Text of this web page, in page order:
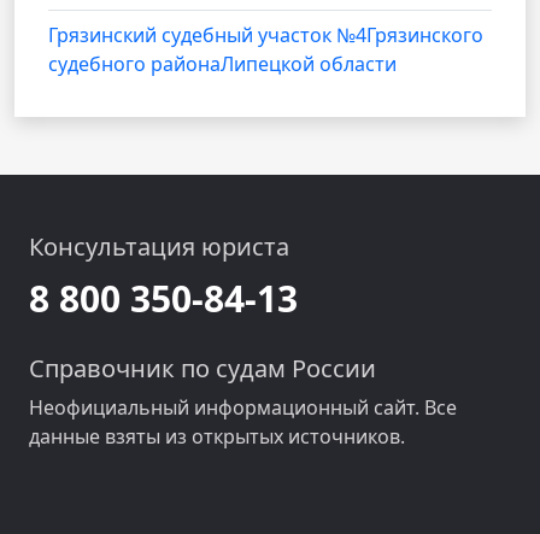
Грязинский судебный участок №4Грязинского
судебного районаЛипецкой области
Консультация юриста
8 800 350-84-13
Справочник по судам России
Неофициальный информационный сайт. Все
данные взяты из открытых источников.